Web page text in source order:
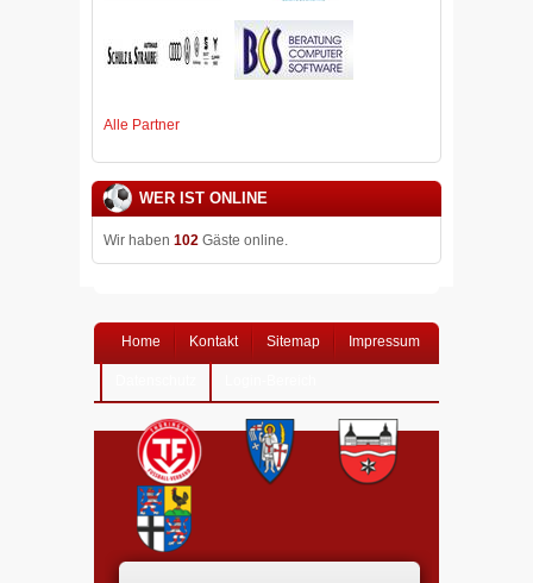
Alle Partner
WER IST ONLINE
Wir haben 102 Gäste online.
Home Kontakt Sitemap Impressum